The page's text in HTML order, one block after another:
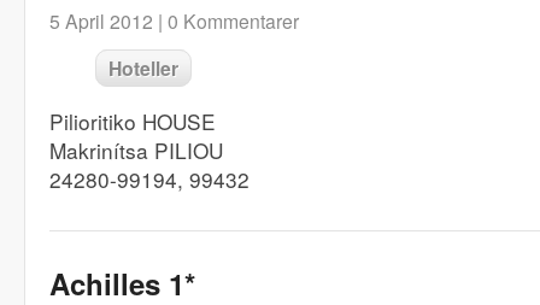
5 April 2012 | 0 Kommentarer
Hoteller
Pilioritiko HOUSE
Makrinítsa PILIOU
24280-99194, 99432
Achilles 1*